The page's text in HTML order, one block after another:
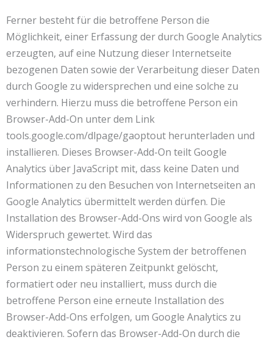
Ferner besteht für die betroffene Person die
Möglichkeit, einer Erfassung der durch Google Analytics
erzeugten, auf eine Nutzung dieser Internetseite
bezogenen Daten sowie der Verarbeitung dieser Daten
durch Google zu widersprechen und eine solche zu
verhindern. Hierzu muss die betroffene Person ein
Browser-Add-On unter dem Link
tools.google.com/dlpage/gaoptout herunterladen und
installieren. Dieses Browser-Add-On teilt Google
Analytics über JavaScript mit, dass keine Daten und
Informationen zu den Besuchen von Internetseiten an
Google Analytics übermittelt werden dürfen. Die
Installation des Browser-Add-Ons wird von Google als
Widerspruch gewertet. Wird das
informationstechnologische System der betroffenen
Person zu einem späteren Zeitpunkt gelöscht,
formatiert oder neu installiert, muss durch die
betroffene Person eine erneute Installation des
Browser-Add-Ons erfolgen, um Google Analytics zu
deaktivieren. Sofern das Browser-Add-On durch die